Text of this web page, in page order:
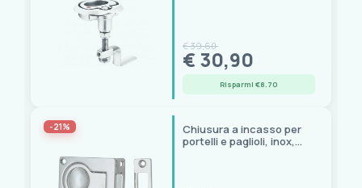
€ 39,60
€ 30,90
Risparmi €8.70
-21%
Chiusura a incasso per
portelli e paglioli, inox,